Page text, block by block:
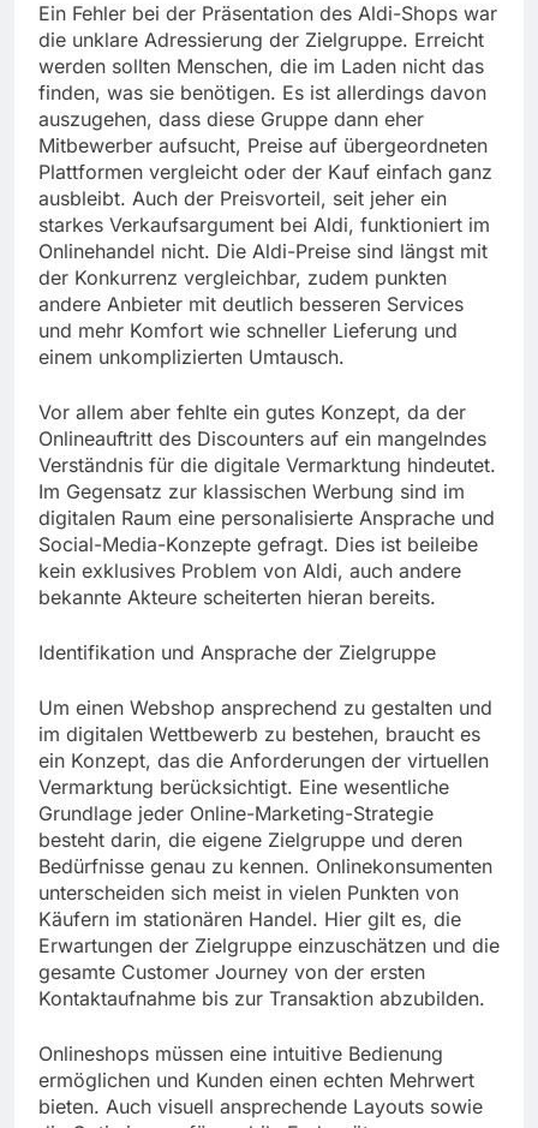
Ein Fehler bei der Präsentation des Aldi-Shops war
die unklare Adressierung der Zielgruppe. Erreicht
werden sollten Menschen, die im Laden nicht das
finden, was sie benötigen. Es ist allerdings davon
auszugehen, dass diese Gruppe dann eher
Mitbewerber aufsucht, Preise auf übergeordneten
Plattformen vergleicht oder der Kauf einfach ganz
ausbleibt. Auch der Preisvorteil, seit jeher ein
starkes Verkaufsargument bei Aldi, funktioniert im
Onlinehandel nicht. Die Aldi-Preise sind längst mit
der Konkurrenz vergleichbar, zudem punkten
andere Anbieter mit deutlich besseren Services
und mehr Komfort wie schneller Lieferung und
einem unkomplizierten Umtausch.
Vor allem aber fehlte ein gutes Konzept, da der
Onlineauftritt des Discounters auf ein mangelndes
Verständnis für die digitale Vermarktung hindeutet.
Im Gegensatz zur klassischen Werbung sind im
digitalen Raum eine personalisierte Ansprache und
Social-Media-Konzepte gefragt. Dies ist beileibe
kein exklusives Problem von Aldi, auch andere
bekannte Akteure scheiterten hieran bereits.
Identifikation und Ansprache der Zielgruppe
Um einen Webshop ansprechend zu gestalten und
im digitalen Wettbewerb zu bestehen, braucht es
ein Konzept, das die Anforderungen der virtuellen
Vermarktung berücksichtigt. Eine wesentliche
Grundlage jeder Online-Marketing-Strategie
besteht darin, die eigene Zielgruppe und deren
Bedürfnisse genau zu kennen. Onlinekonsumenten
unterscheiden sich meist in vielen Punkten von
Käufern im stationären Handel. Hier gilt es, die
Erwartungen der Zielgruppe einzuschätzen und die
gesamte Customer Journey von der ersten
Kontaktaufnahme bis zur Transaktion abzubilden.
Onlineshops müssen eine intuitive Bedienung
ermöglichen und Kunden einen echten Mehrwert
bieten. Auch visuell ansprechende Layouts sowie